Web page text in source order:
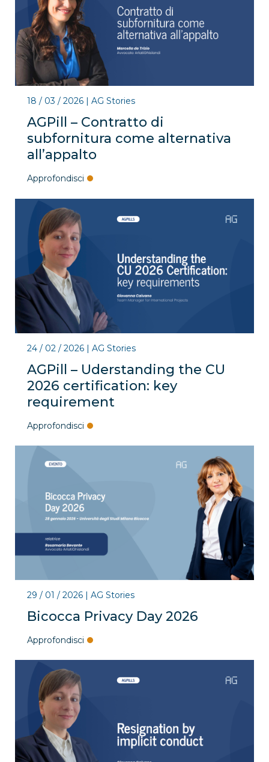
AGPill – Contratto di
subfornitura come alternativa
all’appalto
18 / 03 / 2026| AG Stories
Approfondisci
AGPill – Uderstanding the CU
2026 certification: key
requirement
24 / 02 / 2026| AG Stories
Approfondisci
Bicocca Privacy Day 2026
29 / 01 / 2026| AG Stories
Approfondisci